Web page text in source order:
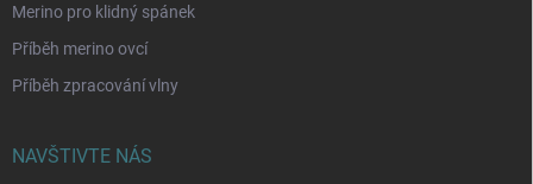
Merino pro klidný spánek
Příběh merino ovcí
Příběh zpracování vlny
NAVŠTIVTE NÁS